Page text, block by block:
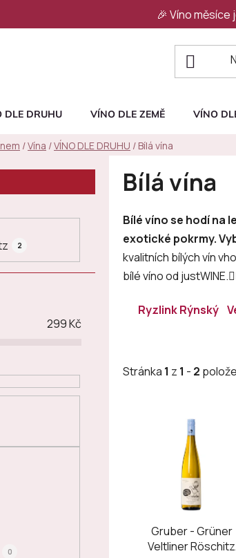
🎉 Víno měsíce
DLE DRUHU VÍNO DLE ZEMĚ VÍNO
/Vína /VÍNO DLE DRUHU / Bílá vína
2
299Kč
0
Bílá vína
Bílé víno se hodí na
exotické pokrmy.
kvalitních bílých vín
bílé víno od
Ryzlink Rýnský
Stránka 1 z 1 - 2
Gruber - Grüner
Veltliner Röschitz